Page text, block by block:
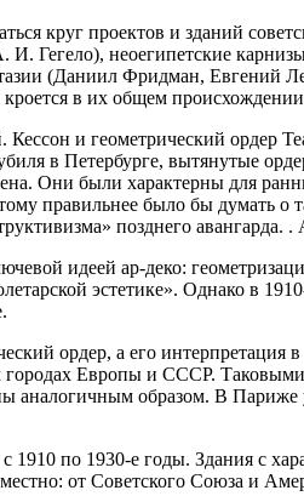
круг проектов и зданий
Гегело), ​​неоегипетские
(Даниил Фридман, Евгений
в их общем
и геометрический
в Петербурге, вытянутые
Они были характерны для
правильнее было бы думать о
позднего авангарда. .
идеей ар-деко:
эстетике». Однако в
ордер, а его
Европы и СССР.
аналогичным образом. В
1910 по 1930-е годы. Здания с
от Советского Союза и